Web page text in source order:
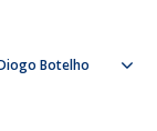
Botelho